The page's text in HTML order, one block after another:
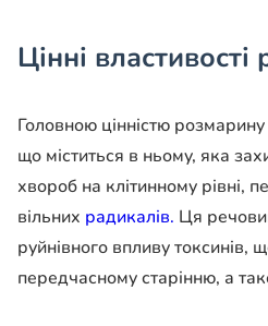
Цінні
Головною цінністю
що міститься в ньому, яка
хвороб на клітинному
вільних радикалів. Ця
руйнівного впливу токсинів,
передчасному старінню, а